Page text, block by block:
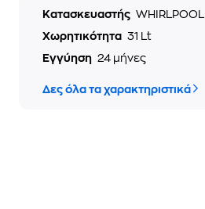
Κατασκευαστής WHIRLPOOL
Χωρητικότητα 31 Lt
Εγγύηση 24 μήνες
Δες όλα τα χαρακτηριστικά